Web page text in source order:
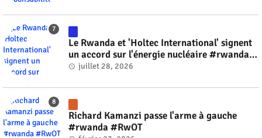
Le Rwanda et 'Holtec International' signent
un accord sur l'énergie nucléaire #rwanda
#RwOT
juillet 28, 2026
Richard Kamanzi passe l'arme à gauche
#rwanda #RwOT